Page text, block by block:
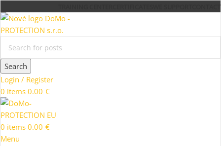
Search
Login / Register
0 items 0.00 €
0 items 0.00 €
Menu